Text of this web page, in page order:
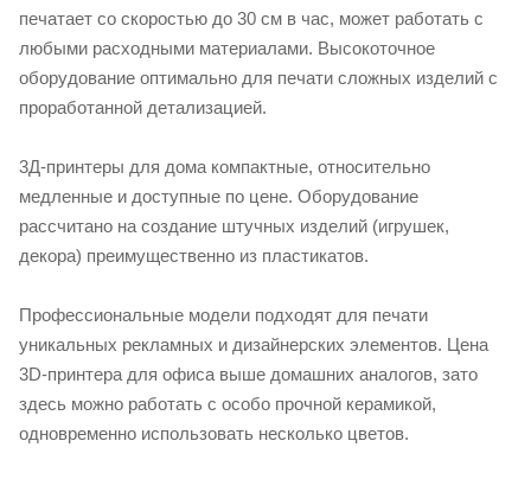
печатает со скоростью до 30 см в час, может работать с
любыми расходными материалами. Высокоточное
оборудование оптимально для печати сложных изделий с
проработанной детализацией.
3Д-принтеры для дома компактные, относительно
медленные и доступные по цене. Оборудование
рассчитано на создание штучных изделий (игрушек,
декора) преимущественно из пластикатов.
Профессиональные модели подходят для печати
уникальных рекламных и дизайнерских элементов. Цена
3D-принтера для офиса выше домашних аналогов, зато
здесь можно работать с особо прочной керамикой,
одновременно использовать несколько цветов.